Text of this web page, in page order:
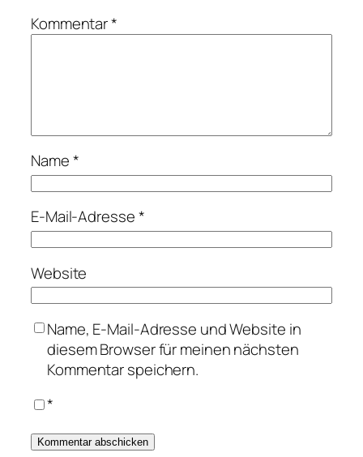
Kommentar*
Name*
E-Mail-Adresse*
Website
Name, E-Mail-Adresse und Website in
diesem Browser für meinen nächsten
Kommentar speichern.
*